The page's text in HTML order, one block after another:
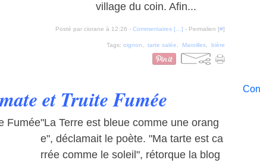
village du coin. Afin...
Posté par ciorane à 12:26 - Commentaires [ ] - Permalien [#]
Tags: oignon tarte salée Maroilles bière
et Truite Fumée
"La Terre est bleue comme une orang
e", déclamait le poète. "Ma tarte est ca
rrée comme le soleil", rétorque la blog